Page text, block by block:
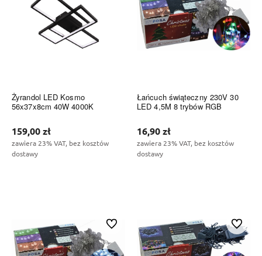
Żyrandol LED Kosmo
56x37x8cm 40W 4000K
159,00 zł
zawiera 23% VAT, bez kosztów
dostawy
Łańcuch świąteczny 230V 30
LED 4,5M 8 trybów RGB
16,90 zł
zawiera 23% VAT, bez kosztów
dostawy
Do ulubionych Do